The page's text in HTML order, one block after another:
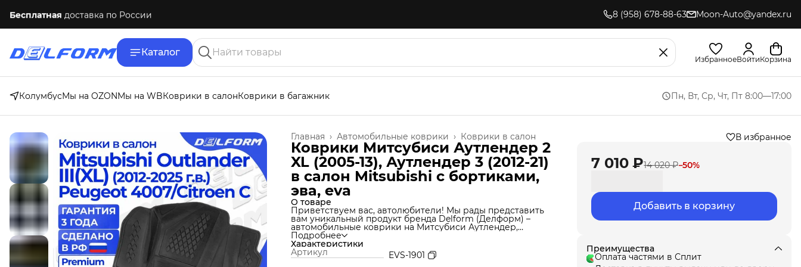
Бесплатная доставка по России 8 (958) 678-88-63 Moon-Auto@yandex.ru
Каталог
ИзбранноеВойтиКорзина
КолумбусМы на OZONМы на WBКоврики в салонКоврики в багажник Пн, Вт, Ср, Чт, Пт 8:00—17:00
Коврики в салон
Автомобильные коврики ›
Главная ›
Коврики Митсубиси Аутлендер 2
XL (2005-13), Аутлендер 3 (2012-21)
в салон Mitsubishi с бортиками,
эва, eva
О товаре
Приветствуем вас, автолюбители! Мы рады представить
вам уникальный продукт бренда Delform (Делформ) –
автомобильные коврики на Митсубиси Аутлендер,
которые станут незаменимым аксессуаром для вашего
автомобиля. Мы используем уникальную технологию
производства, которая позволяет нам создавать коврики
из материала термоэластопласт (ТЭП), который идеально
Подробнее
Характеристики
Артикул
EVS-1901
В избранное
7 010 ₽14 020 ₽−50%
Добавить в корзину
Преимущества
Оплата частями в Сплит